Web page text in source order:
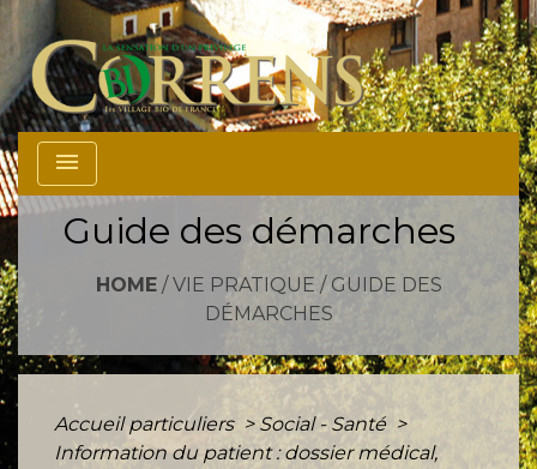
menu
Guide des démarches
HOME/ VIE PRATIQUE / GUIDE DES
DÉMARCHES
Accueil particuliers > Social - Santé >
Information du patient : dossier médical,